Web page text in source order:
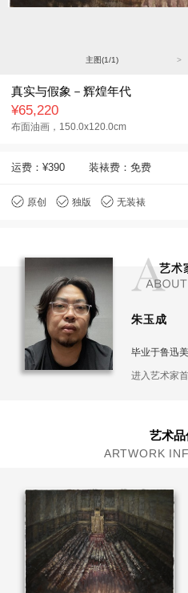
主图(1/1) >
真实与假象－辉煌年代
¥65,220
布面油画， 150.0x120.0cm
运费： ¥390 装裱费：免费
原创 独版 无装裱
朱玉成
毕业于鲁迅
进入艺术家
艺术品
ARTWORK